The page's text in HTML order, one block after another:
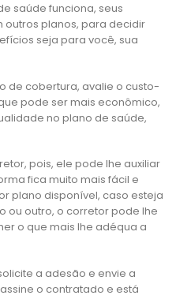
saúde funciona, seus
planos, para decidir
seja para você, sua
de cobertura, avalie o custo-
pode ser mais econômico,
no plano de saúde,
pois, ele pode lhe auxiliar
fica muito mais fácil e
plano disponível, caso esteja
ou outro, o corretor pode lhe
o que mais lhe adéqua a
a adesão e envie a
o contratado e está